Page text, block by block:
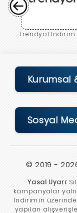
Trendyol İndirim
Kurumsal
Sosyal
© 2019 -
Yasal Uyarı:
kampanyalar
İndirim.in
yapılan